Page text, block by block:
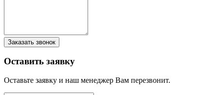
Заказать звонок
Оставить заявку
Оставьте заявку и наш менеджер Вам перезвонит.